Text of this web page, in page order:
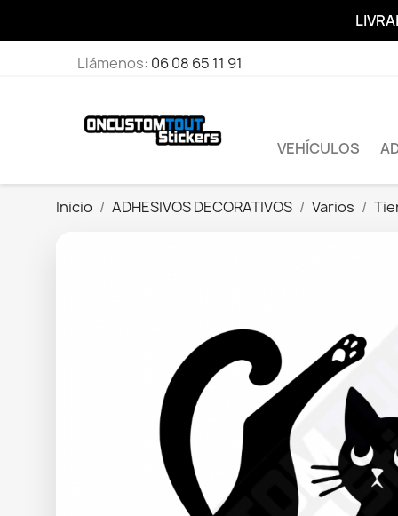
Llámenos: 06 08 65 11 91
VEHÍCULOS
Inicio ADHESIVOS DECORATIVOS Varios